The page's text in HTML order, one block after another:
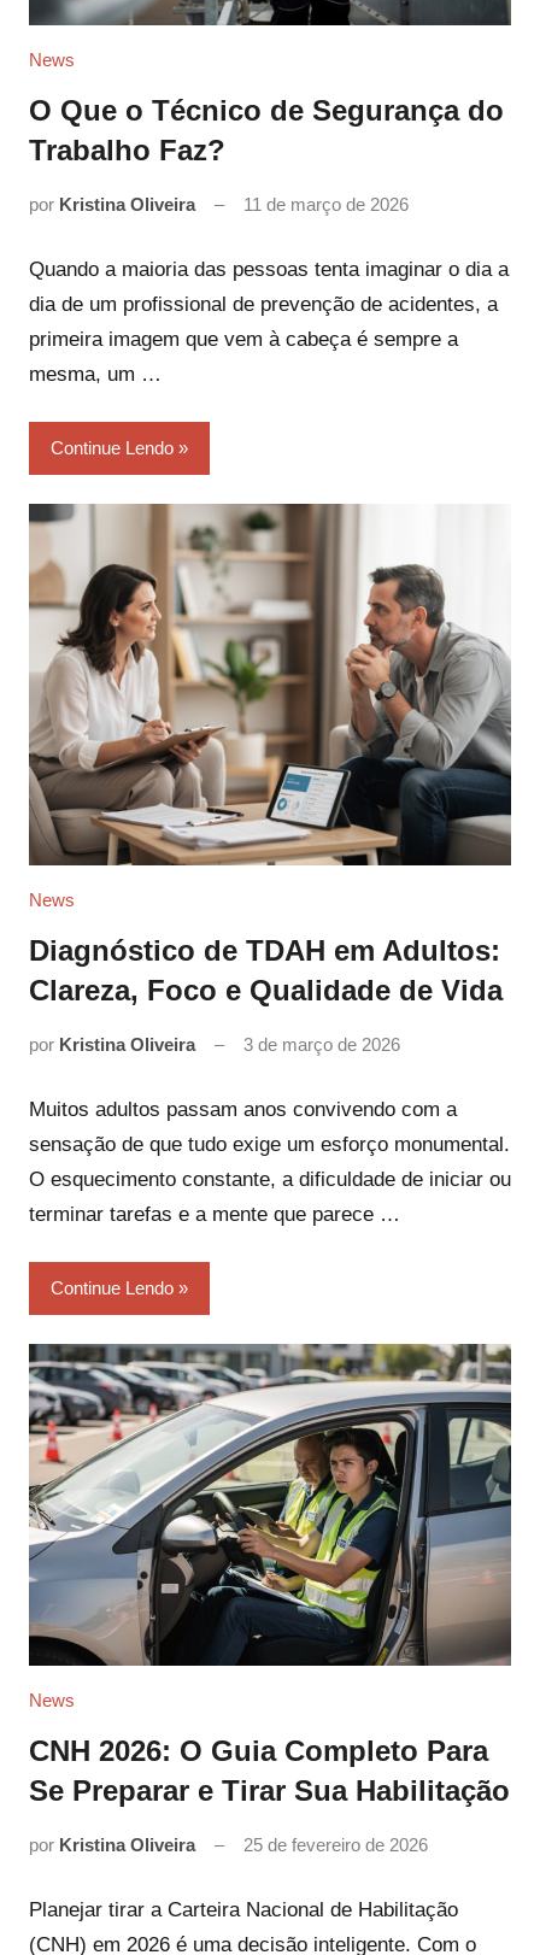
News
O Que o Técnico de Segurança do
Trabalho Faz?
por Kristina Oliveira 11 de março de 2026
Quando a maioria das pessoas tenta imaginar o dia a
dia de um profissional de prevenção de acidentes, a
primeira imagem que vem à cabeça é sempre a
mesma, um …
Continue Lendo
News
Diagnóstico de TDAH em Adultos:
Clareza, Foco e Qualidade de Vida
por Kristina Oliveira 3 de março de 2026
Muitos adultos passam anos convivendo com a
sensação de que tudo exige um esforço monumental.
O esquecimento constante, a dificuldade de iniciar ou
terminar tarefas e a mente que parece …
Continue Lendo
News
CNH 2026: O Guia Completo Para
Se Preparar e Tirar Sua Habilitação
por Kristina Oliveira 25 de fevereiro de 2026
Planejar tirar a Carteira Nacional de Habilitação
(CNH) em 2026 é uma decisão inteligente. Com o